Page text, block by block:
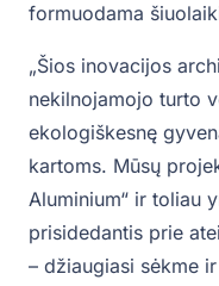
formuodama
„Šios inovacijos
nekilnojamojo turto
ekologiškesnę
kartoms. Mūsų
Aluminium“ ir toliau
prisidedantis prie
– džiaugiasi sėkme